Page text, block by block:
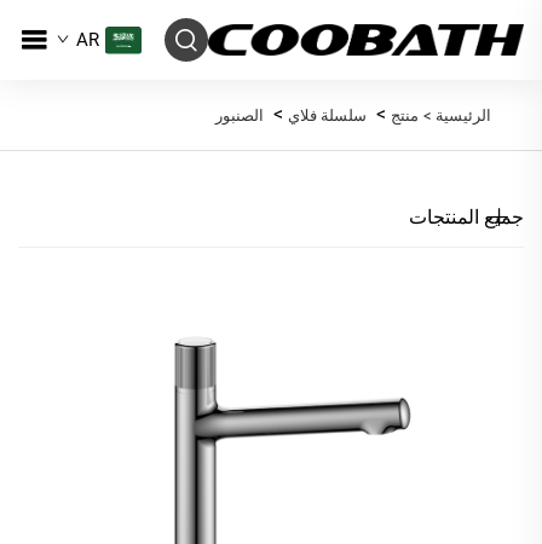
AR
الرئيسية > منتج > سلسلة فلاي> الصنبور
جميع المنتجات